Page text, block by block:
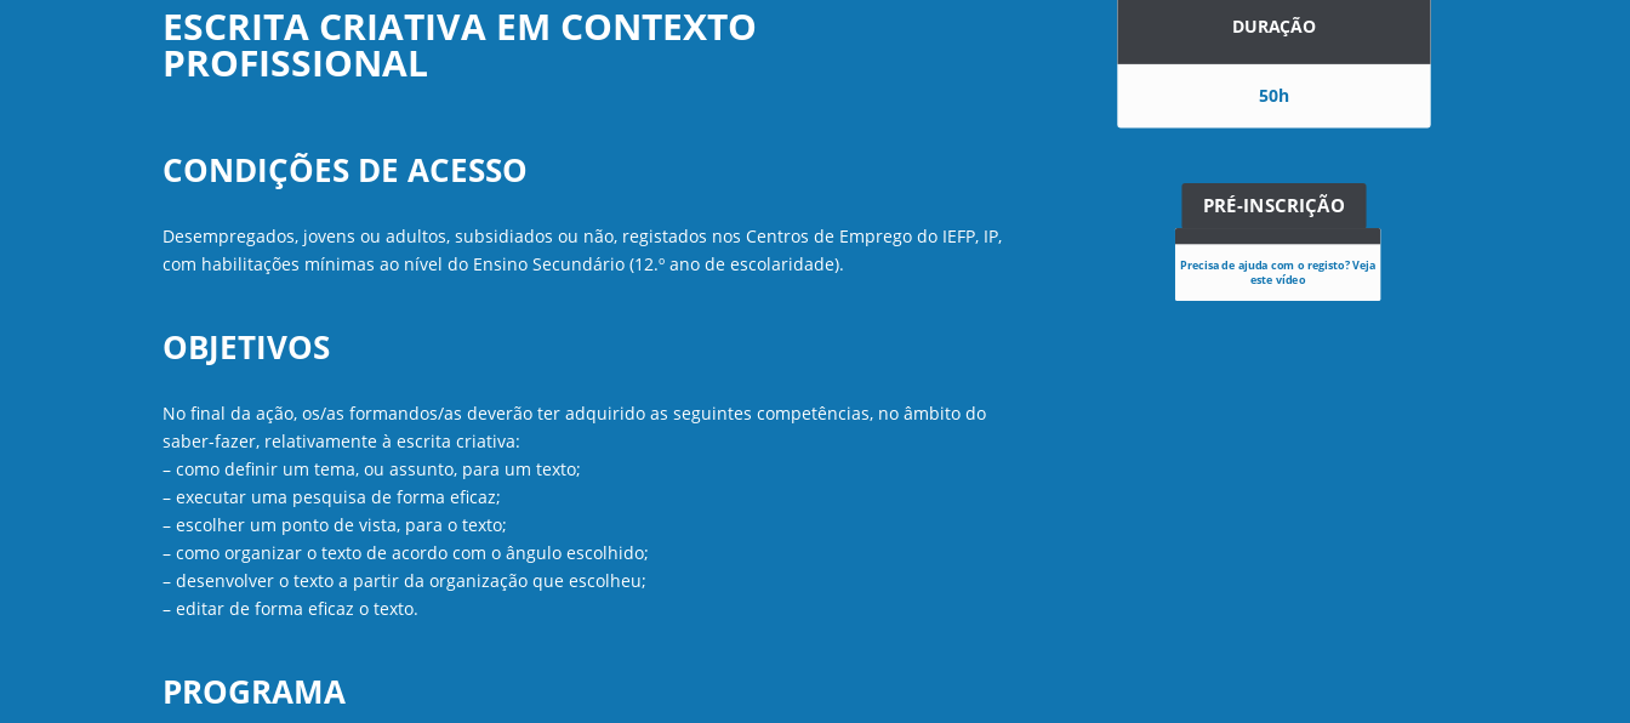
ESCRITA CRIATIVA EM CONTEXTO
PROFISSIONAL
CONDIÇÕES DE ACESSO
Desempregados, jovens ou adultos, subsidiados ou não, registados nos Centros de Emprego do IEFP, IP,
com habilitações mínimas ao nível do Ensino Secundário (12.º ano de escolaridade).
OBJETIVOS
No final da ação, os/as formandos/as deverão ter adquirido as seguintes competências, no âmbito do
saber-fazer, relativamente à escrita criativa:
– como definir um tema, ou assunto, para um texto;
– executar uma pesquisa de forma eficaz;
– escolher um ponto de vista, para o texto;
– como organizar o texto de acordo com o ângulo escolhido;
– desenvolver o texto a partir da organização que escolheu;
– editar de forma eficaz o texto.
PROGRAMA
DURAÇÃO
50h
PRÉ-INSCRIÇÃO
Precisa de ajuda com o registo? Veja
este vídeo